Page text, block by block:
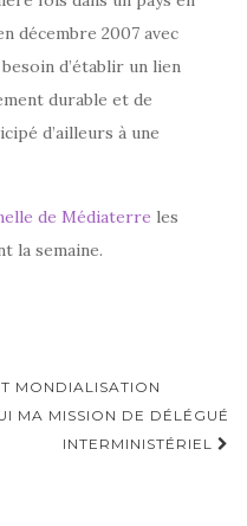
décembre 2007 avec
d’établir un lien
durable et de
d’ailleurs à une
de Médiaterre les
la semaine.
MONDIALISATION
MA MISSION DE DÉLÉGUÉ
INTERMINISTÉRIEL